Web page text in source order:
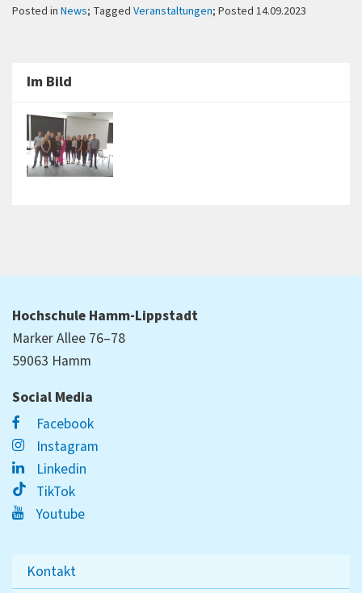
Posted in News; Tagged Veranstaltungen; Posted 14.09.2023
Im Bild
Hochschule Hamm-Lippstadt
Marker Allee 76–78
59063 Hamm
Social Media
Facebook
Instagram
Linkedin
TikTok
Youtube
Kontakt